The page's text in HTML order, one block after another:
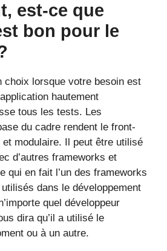
est-ce que
bon pour le
choix lorsque votre besoin est
hautement
tous les tests. Les
du cadre rendent le front-
modulaire. Il peut être utilisé
d’autres frameworks et
qui en fait l’un des frameworks
dans le développement
quel développeur
dira qu’il a utilisé le
ou à un autre.